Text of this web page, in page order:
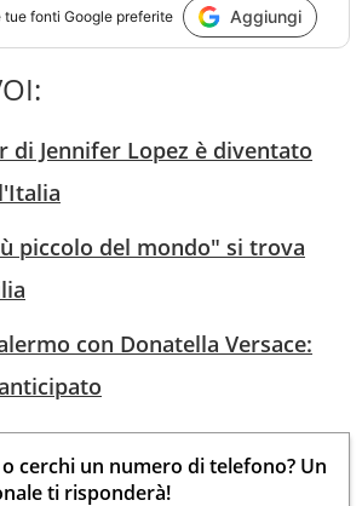
tue fonti Google preferite Aggiungi
di Jennifer Lopez è diventato
piccolo del mondo" si trova
con Donatella Versace:
cerchi un numero di telefono? Un
ti risponderà!